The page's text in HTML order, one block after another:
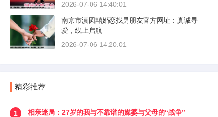
2026-07-06 14:40:01
南京市滇圆囍婚恋找男朋友官方网址：真诚寻
爱，线上启航
2026-07-06 14:20:01
精彩推荐
1
相亲迷局：27岁的我与不靠谱的媒婆与父母的“战争”